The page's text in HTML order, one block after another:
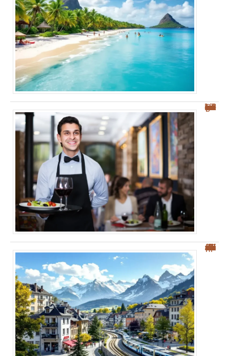
Les meilleurs restaurants à Palerme : nos conseils pour bien manger et savourer !
“Top 5 des villes frontières suisses pour une meilleure qualité de vie”